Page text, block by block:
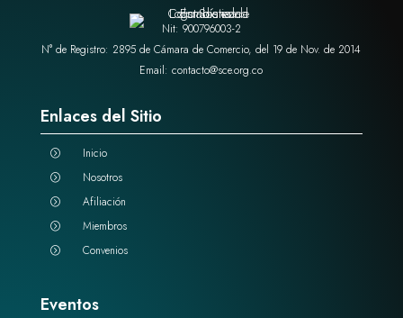
Nit: 900796003-2
N° de Registro: 2895 de Cámara de Comercio, del 19 de Nov. de 2014
Email: contacto@sce.org.co
Enlaces del Sitio
= Inicio
= Nosotros
= Afiliación
= Miembros
= Convenios
Eventos